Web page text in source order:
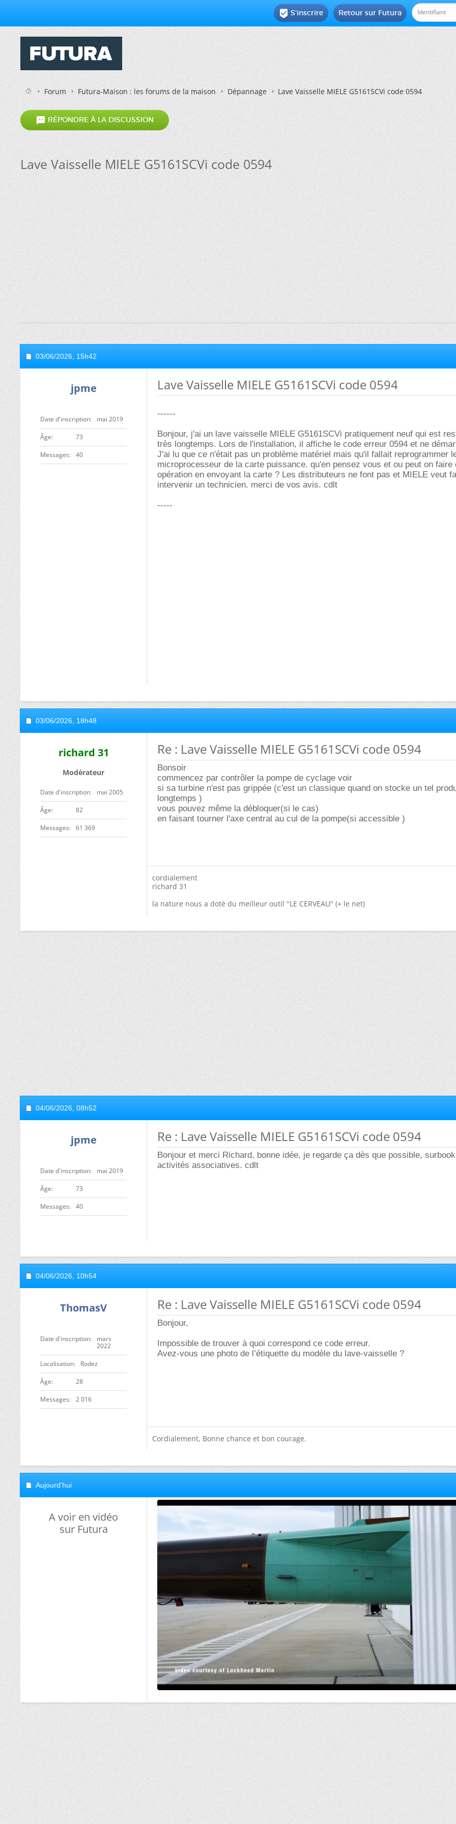
Retour sur Futura
 S'inscrire
Forum Futura-Maison : les forums de la maison Dépannage Lave Vaisselle MIELE G5161SCVi code 0594
 RÉPONDRE À LA DISCUSSION
Lave Vaisselle MIELE G5161SCVi code 0594
03/06/2026, 15h42
jpme
Date d'inscription mai 2019
ge 73
Messages 40
Lave Vaisselle MIELE G5161SCVi code 0594
------
Bonjour, j'ai un lave vaisselle MIELE G5161SCVi pratiquement neuf qui est
très longtemps. Lors de l'installation, il affiche le code erreur 0594 et ne
J'ai lu que ce n'était pas un problème matériel mais qu'il fallait reprogrammer
microprocesseur de la carte puissance. qu'en pensez vous et ou peut on faire
opération en envoyant la carte ? Les distributeurs ne font pas et MIELE veut
intervenir un technicien. merci de vos avis. cdlt
-----
03/06/2026, 18h48
richard 31
Modérateur
Date d'inscription mai 2005
ge 82
Messages 61 369
Re : Lave Vaisselle MIELE G5161SCVi code 0594
Bonsoir
commencez par contrôler la pompe de cyclage voir
si sa turbine n'est pas grippée (c'est un classique quand on stocke un tel
longtemps )
vous pouvez même la débloquer(si le cas)
en faisant tourner l'axe central au cul de la pompe(si accessible )
cordialement
richard 31
la nature nous a doté du meilleur outil "LE CERVEAU" (+ le net)
04/06/2026, 08h52
jpme
Date d'inscription mai 2019
ge 73
Messages 40
Re : Lave Vaisselle MIELE G5161SCVi code 0594
Bonjour et merci Richard, bonne idée, je regarde ça dès que possible,
activités associatives. cdlt
04/06/2026, 10h54
ThomasV
Date d'inscription
mars
2022
Localisation Rodez
ge 28
Messages 2 016
Re : Lave Vaisselle MIELE G5161SCVi code 0594
Bonjour,
Impossible de trouver à quoi correspond ce code erreur.
Avez-vous une photo de l’étiquette du modèle du lave-vaisselle ?
Cordialement, Bonne chance et bon courage.
Aujourd'hui
A voir en vidéo
sur Futura